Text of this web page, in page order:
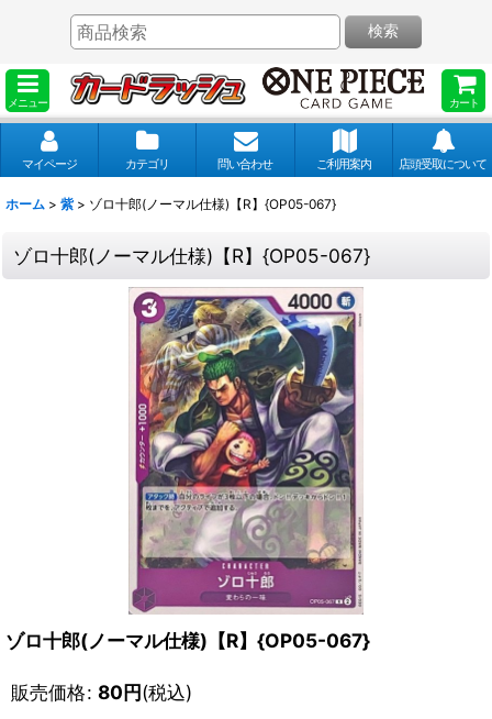
メニュー カート
検索
マイページ カテゴリ 問い合わせ ご利用案内 店頭受取について
ホーム > 紫 > ゾロ十郎(ノーマル仕様)【R】{OP05-067}
ゾロ十郎(ノーマル仕様)【R】{OP05-067}
ゾロ十郎(ノーマル仕様)【R】{OP05-067}
販売価格: 80円(税込)